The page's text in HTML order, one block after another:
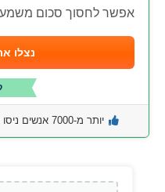
אפשר לחסוך סכום
נצלו
יותר מ-7000 אנשים ניסו את ExpressVPN בחודש האחרון